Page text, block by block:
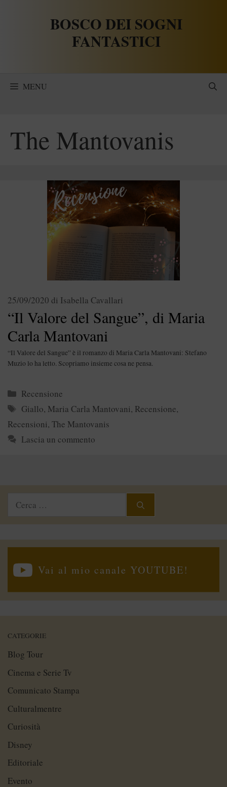
BOSCO DEI SOGNI
FANTASTICI
MENU
The Mantovanis
“Il Valore del Sangue”, di Maria
Carla Mantovani
25/09/2020 di Isabella Cavallari
“Il Valore del Sangue” è il romanzo di Maria Carla Mantovani: Stefano
Muzio lo ha letto. Scopriamo insieme cosa ne pensa.
Categorie
Recensione
Tag
Giallo, Maria Carla Mantovani, Recensione,
Recensioni, The Mantovanis
Lascia un commento
Ricerca
Vai al mio canale YOUTUBE!
CATEGORIE
Blog Tour
Cinema e Serie Tv
Comunicato Stampa
Culturalmentre
Curiosità
Disney
Editoriale
Evento